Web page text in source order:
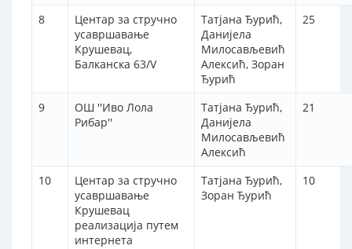
8
Центар за стручно
усавршавање
Крушевац,
Балканска 63/V
Татјана Ђурић,
Данијела
Милосављевић
Алексић, Зоран
Ђурић
25
9
ОШ ''Иво Лола
Рибар''
Татјана Ђурић,
Данијела
Милосављевић
Алексић
21
10
Центар за стручно
усавршавање
Крушевац
реализација путем
интернета
Татјана Ђурић,
Зоран Ђурић
10